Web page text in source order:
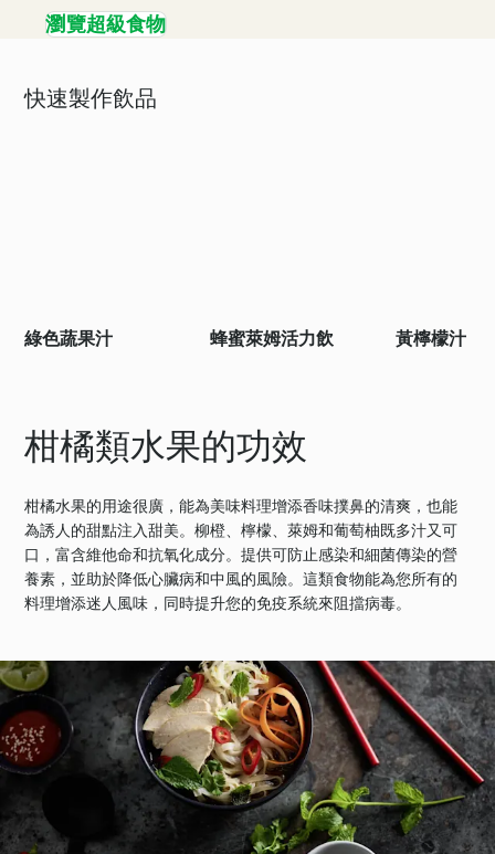
瀏覽超級食物
快速製作飲品
綠色蔬果汁 蜂蜜萊姆活力飲 黃檸檬汁
柑橘類水果的功效
柑橘水果的用途很廣，能為美味料理增添香味撲鼻的清爽，也能
為誘人的甜點注入甜美。柳橙、檸檬、萊姆和葡萄柚既多汁又可
口，富含維他命和抗氧化成分。提供可防止感染和細菌傳染的營
養素，並助於降低心臟病和中風的風險。這類食物能為您所有的
料理增添迷人風味，同時提升您的免疫系統來阻擋病毒。